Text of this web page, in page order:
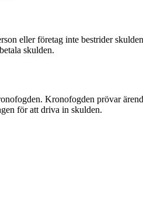
eller företag inte bestrider
skulden.
Kronofogden prövar
för att driva in skulden.